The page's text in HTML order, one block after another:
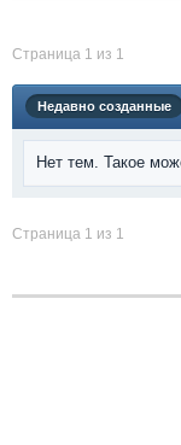
Страница 1 из 1
Недавно созданные
Нет тем. Такое
Страница 1 из 1